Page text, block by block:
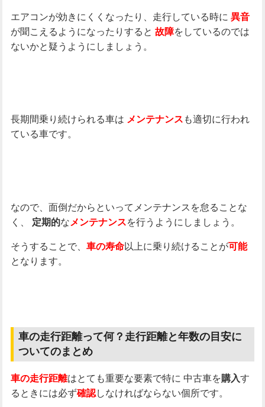
エアコンが効きにくくなったり、走行している時に 異音
が聞こえるようになったりすると 故障をしているのでは
ないかと疑うようにしましょう。
長期間乗り続けられる車は メンテナンス も適切に行われ
ている車です。
なので、面倒だからといってメンテナンスを怠ることな
く、
定期的な メンテナンスを行うようにしましょう。
そうすることで、 車の寿命以上に乗り続けることが可能
となります。
車の走行距離って何？走行距離と年数の目安に
ついてのまとめ
車の走行距離はとても重要な要素で特に 中古車を購入す
るときには必ず確認しなければならない個所です。